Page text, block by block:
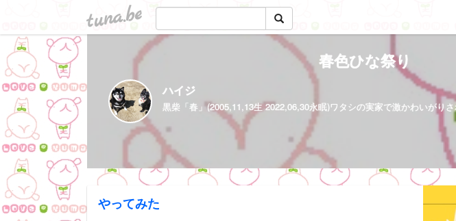
tuna.be
春色ひな祭り
ハイジ
やってみた